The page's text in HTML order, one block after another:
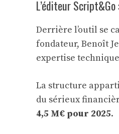
L’éditeur Script&Go
Derrière l’outil se
fondateur, Benoît
expertise
La structure
du sérieux
4,5 M€ pour 2025.